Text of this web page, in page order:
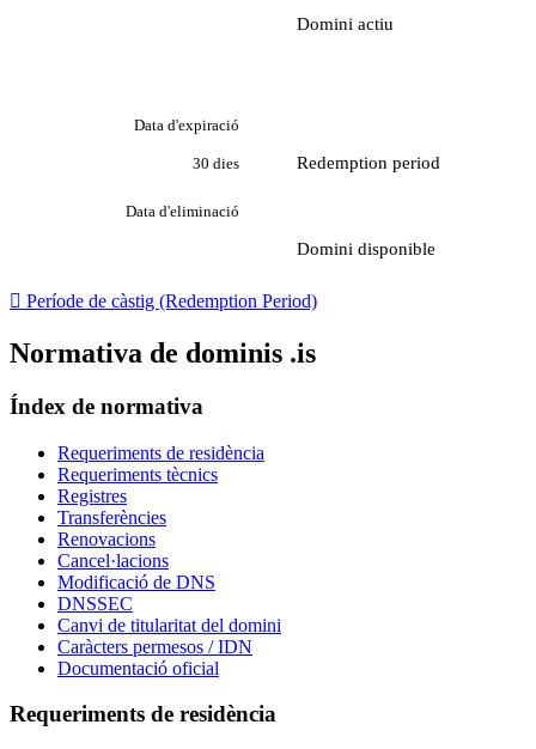
Domini actiu
Data d'expiració
30 dies Redemption period
Data d'eliminació
Domini disponible
 Període de càstig (Redemption Period)
Normativa de dominis .is
Índex de normativa
Requeriments de residència
Requeriments tècnics
Registres
Transferències
Renovacions
Cancel·lacions
Modificació de DNS
DNSSEC
Canvi de titularitat del domini
Caràcters permesos / IDN
Documentació oficial
Requeriments de residència